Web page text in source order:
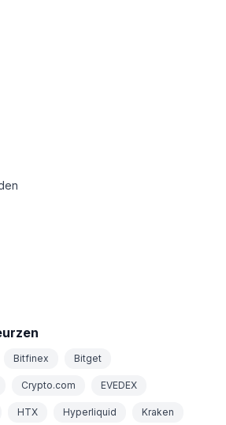
Bitfinex Bitget
Crypto.com EVEDEX
HTX Hyperliquid Kraken